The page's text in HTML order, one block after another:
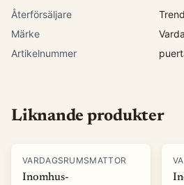
Återförsäljare
Märke
Artikelnummer
Liknande produkter
VARDAGSRUMSMATTOR
Inomhus-